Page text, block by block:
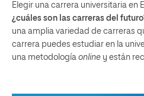
Elegir una carrera universitaria en
¿cuáles son las carreras del
una amplia variedad de carreras
carrera puedes estudiar en la
una metodología online y están